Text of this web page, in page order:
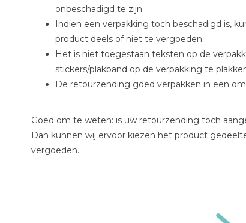
onbeschadigd te zijn.
Indien een verpakking toch beschadigd is,
product deels of niet te vergoeden.
Het is niet toegestaan teksten op de
stickers/plakband op de verpakking te
De retourzending goed verpakken in een
Goed om te weten: is uw retourzending toch
Dan kunnen wij ervoor kiezen het product
vergoeden.